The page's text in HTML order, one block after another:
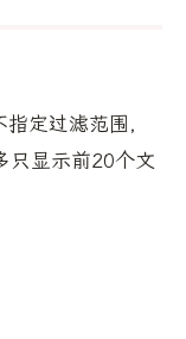
定过滤范围，
只显示前20个文